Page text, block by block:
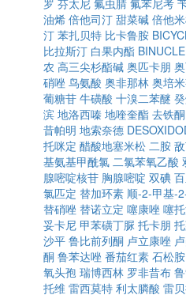
罗 芬太尼 氟虫腈 氟苯尼考
油烯 倍他司汀 甜菜碱 倍他
汀 苯扎贝特 比卡鲁胺
比拉斯汀 白果内酯
农 高三尖杉酯碱 奥匹卡朋
硝唑 鸟氨酸 奥非那林 奥培
葡糖苷 牛磺酸 十溴二苯醚
滨 地洛西嗪 地喹奎酯 去铁酮
昔帕明 地索奈德
托咪定 醋酸地塞米松 二胺
基氨基甲酰氯 二氯苯氧乙酸
腺嘧啶核苷 胸腺嘧啶 双碘
氯匹定 替加环素 顺-2-甲基-
替硝唑 替诺立定 噻康唑 噻
妥卡尼 甲苯磺丁脲 托卡朋
沙平 鲁比前列酮 卢立康唑
酮 鲁苯达唑 番茄红素 石松胺
氧头孢 瑞博西林 罗非昔布
托维 雷西莫特 利太膦酸 雷